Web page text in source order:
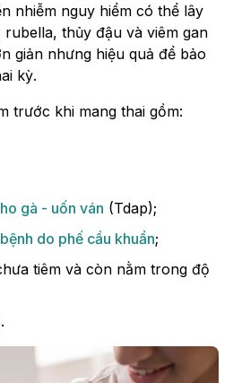
nhiễm nguy hiểm có thể lây
rubella, thủy đậu và viêm gan
giản nhưng hiệu quả để bảo
kỳ.
trước khi mang thai gồm:
gà - uốn ván (Tdap);
do phế cầu khuẩn;
tiêm và còn nằm trong độ
.